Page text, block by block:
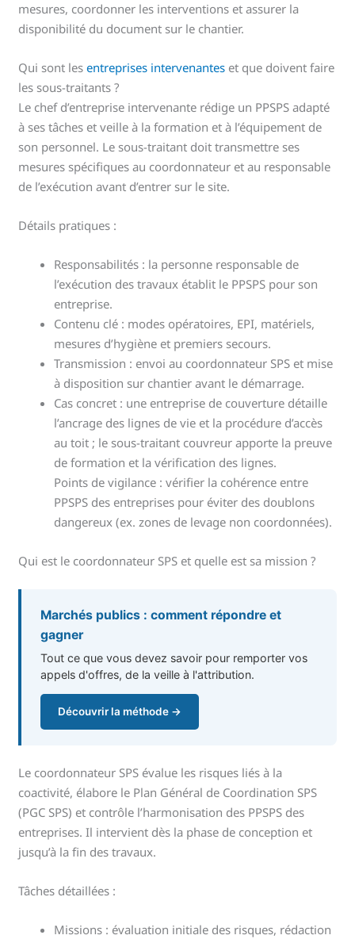
mesures, coordonner les interventions et assurer la
disponibilité du document sur le chantier.
Qui sont lesentreprises intervenantes et que doivent faire
les sous-traitants ?
Le chef d’entreprise intervenante rédige un PPSPS adapté
à ses tâches et veille à la formation et à l’équipement de
son personnel. Le sous-traitant doit transmettre ses
mesures spécifiques au coordonnateur et au responsable
de l’exécution avant d’entrer sur le site.
Détails pratiques :
Responsabilités : la personne responsable de
l’exécution des travaux établit le PPSPS pour son
entreprise.
Contenu clé : modes opératoires, EPI, matériels,
mesures d’hygiène et premiers secours.
Transmission : envoi au coordonnateur SPS et mise
à disposition sur chantier avant le démarrage.
Cas concret : une entreprise de couverture détaille
l’ancrage des lignes de vie et la procédure d’accès
au toit ; le sous-traitant couvreur apporte la preuve
de formation et la vérification des lignes.
Points de vigilance : vérifier la cohérence entre
PPSPS des entreprises pour éviter des doublons
dangereux (ex. zones de levage non coordonnées).
Qui est le coordonnateur SPS et quelle est sa mission ?
Marchés publics : comment répondre et
gagner
Tout ce que vous devez savoir pour remporter vos
appels d'offres, de la veille à l'attribution.
Découvrir la méthode →
Le coordonnateur SPS évalue les risques liés à la
coactivité, élabore le Plan Général de Coordination SPS
(PGC SPS) et contrôle l’harmonisation des PPSPS des
entreprises. Il intervient dès la phase de conception et
jusqu’à la fin des travaux.
Tâches détaillées :
Missions : évaluation initiale des risques, rédaction